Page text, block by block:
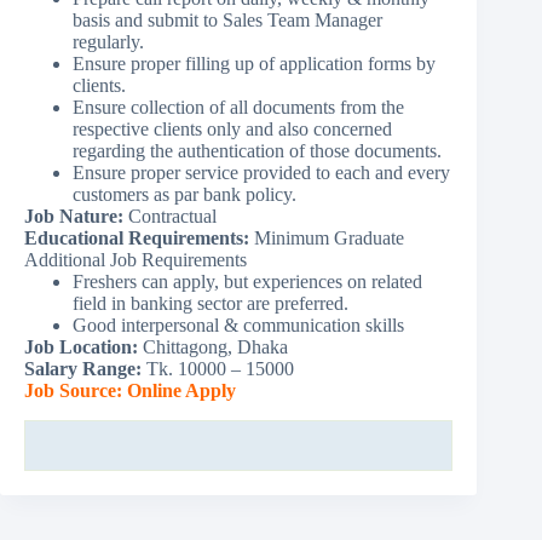
basis and submit to Sales Team Manager
regularly.
Ensure proper filling up of application forms by
clients.
Ensure collection of all documents from the
respective clients only and also concerned
regarding the authentication of those documents.
Ensure proper service provided to each and every
customers as par bank policy.
Job Nature: Contractual
Educational Requirements: Minimum Graduate
Additional Job Requirements
Freshers can apply, but experiences on related
field in banking sector are preferred.
Good interpersonal & communication skills
Job Location: Chittagong, Dhaka
Salary Range: Tk. 10000 – 15000
Job Source: Online Apply